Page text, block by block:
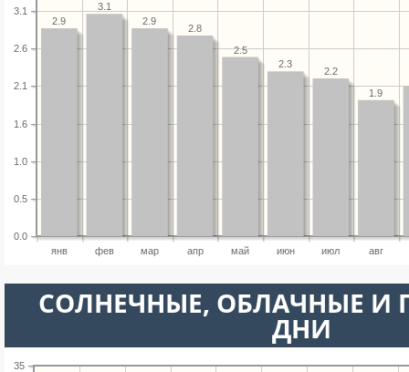
янв фев мар апр май июн июл авг
0.0
0.5
1.0
1.6
2.1
2.6
3.1
1.9
2.2
2.3
2.5
2.8
2.9
3.1
2.9
CОЛНЕЧНЫЕ, ОБЛАЧНЫЕ И
ДНИ
35